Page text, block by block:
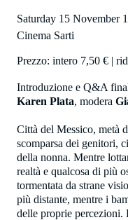
Saturday 15 November
Cinema Sarti
Prezzo: intero 7,50 € |
Introduzione e Q&A
Karen Plata, modera
Città del Messico, metà
scomparsa dei genitori,
della nonna. Mentre
realtà e qualcosa di più
tormentata da strane
più distante, mentre i
delle proprie